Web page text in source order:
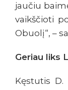
jaučiu
vaikščioti
Obuolį“, –
Geriau liks
Kęstutis D.